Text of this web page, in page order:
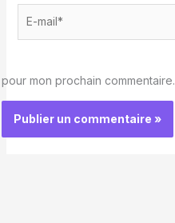
mail*
pour mon prochain commentaire.